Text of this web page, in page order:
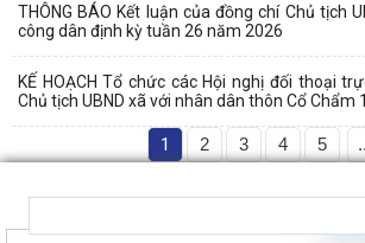
THÔNG BÁO Kết luận của đồng chí Chủ tịch
công dân định kỳ tuần 26 năm 2026
KẾ HOẠCH Tổ chức các Hội nghị đối thoại
Chủ tịch UBND xã với nhân dân thôn Cổ Chẩm 1
1 2 3 4 5